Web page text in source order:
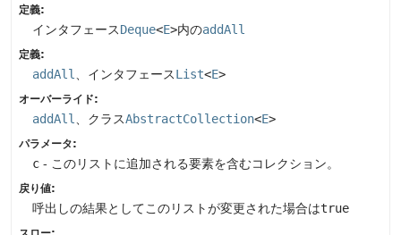
定義:
インタフェースDeque<E>内のaddAll
定義:
addAll 、インタフェースList<E>
オーバーライド:
addAll 、クラスAbstractCollection<E>
パラメータ:
c - このリストに追加される要素を含むコレクション。
戻り値:
呼出しの結果としてこのリストが変更された場合はtrue